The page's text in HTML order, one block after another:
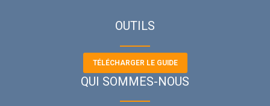
OUTILS
TÉLÉCHARGER LE GUIDE
QUI SOMMES-NOUS